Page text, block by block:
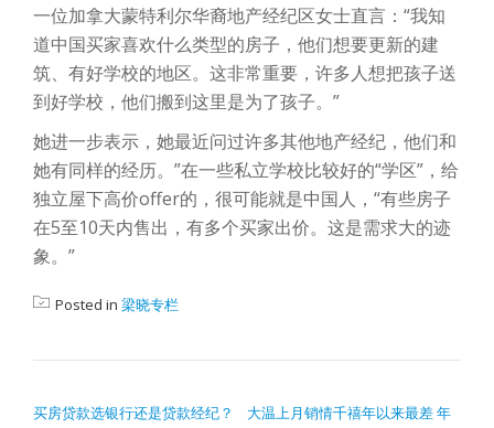
一位加拿大蒙特利尔华裔地产经纪区女士直言：“我知
道中国买家喜欢什么类型的房子，他们想要更新的建
筑、有好学校的地区。这非常重要，许多人想把孩子送
到好学校，他们搬到这里是为了孩子。”
她进一步表示，她最近问过许多其他地产经纪，他们和
她有同样的经历。”在一些私立学校比较好的“学区”，给
独立屋下高价offer的，很可能就是中国人，“有些房子
在5至10天内售出，有多个买家出价。这是需求大的迹
象。”
Posted in 梁晓专栏
买房贷款选银行还是贷款经纪？
大温上月销情千禧年以来最差 年